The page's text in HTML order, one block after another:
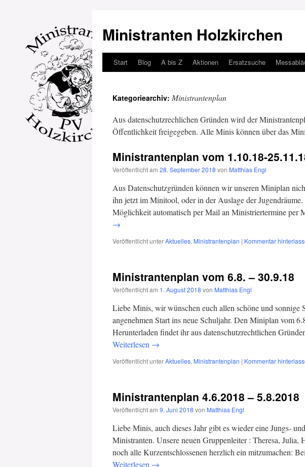
Ministranten Holzkirchen
Zum
springen
Start Blog A bis Z Aktionen Ersatzsuche
Kategoriearchiv: Ministrantenplan
Aus datenschutzrechlichen Gründen wird der
Öffentlichkeit freigegeben. Alle Minis können über das
Ministrantenplan vom 1.10.18-
Veröffentlicht am 28. September 2018 von Matthias Engl
Aus Datenschutzgründen können wir unseren Miniplan
ihn jetzt im Minitool, oder in der Auslage der
Möglichkeit automatisch per Mail an Ministriertermine per
→
Veröffentlicht unterAktuelles, Ministrantenplan | Kommentar
Ministrantenplan vom 6.8. – 30.9.18
Veröffentlicht am 1. August 2018 von Matthias Engl
Liebe Minis, wir wünschen euch allen schöne und sonnige
angenehmen Start ins neue Schuljahr. Den Miniplan vom
Herunterladen findet ihr aus datenschutzrechtlichen
Weiterlesen →
Veröffentlicht unterAktuelles, Ministrantenplan | Kommentar
Ministrantenplan 4.6.2018 – 5.8.2018
Veröffentlicht am 9. Juni 2018 von Matthias Engl
Liebe Minis, auch dieses Jahr gibt es wieder eine Jungs-
Ministranten. Unsere neuen Gruppenleiter : Theresa,
noch alle Kurzentschlossenen herzlich ein mitzumachen:
Weiterlesen →